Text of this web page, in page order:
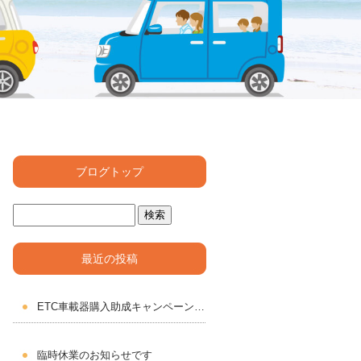
ブログトップ
最近の投稿
ETC車載器購入助成キャンペーン2026 もうすぐスタート
臨時休業のお知らせです